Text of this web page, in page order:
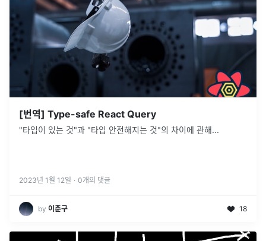
[번역] Type-safe React Query
"타입이 있는 것"과 "타입 안전해지는 것"의 차이에 관해...
2023년 1월 12일 · 0개의 댓글
by 이춘구 18